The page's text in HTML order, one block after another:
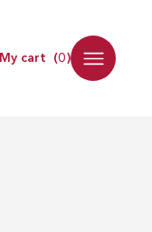
My cart (0)